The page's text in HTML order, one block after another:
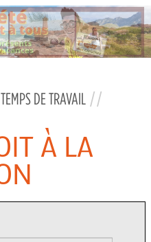
TEMPS DE TRAVAIL //
À LA